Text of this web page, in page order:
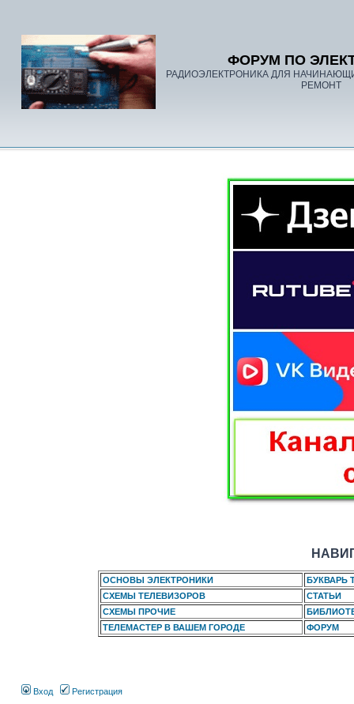
ФОРУМ ПО
РАДИОЭЛЕКТРОНИКА ДЛЯ
РЕМОНТ
ОСНОВЫ ЭЛЕКТРОНИКИ
БУКВАРЬ
СХЕМЫ ТЕЛЕВИЗОРОВ
СТАТЬИ
СХЕМЫ ПРОЧИЕ
ТЕЛЕМАСТЕР В ВАШЕМ ГОРОДЕ
ФОРУМ
Вход Регистрация